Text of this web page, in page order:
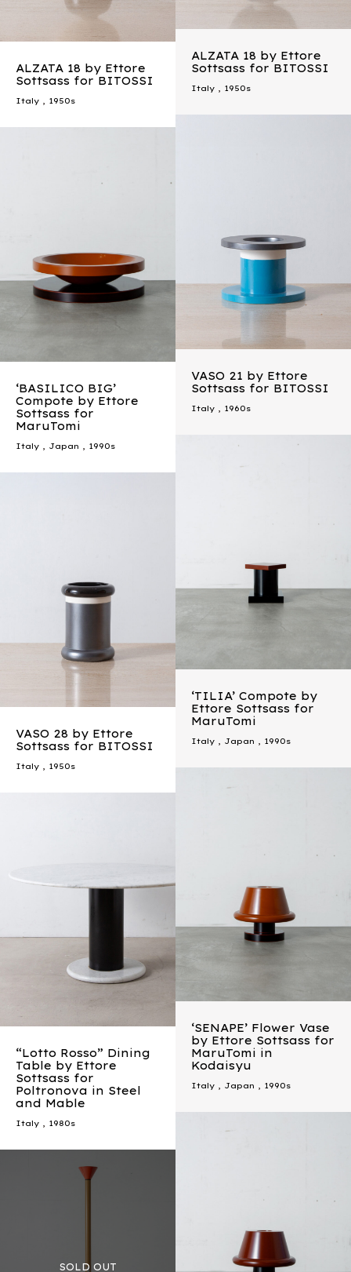
ALZATA 18 by Ettore
Sottsass for BITOSSI
Italy , 1950s
ALZATA 18 by Ettore
Sottsass for BITOSSI
Italy , 1950s
VASO 21 by Ettore
Sottsass for BITOSSI
Italy , 1960s
‘BASILICO BIG’
Compote by Ettore
Sottsass for
MaruTomi
Italy , Japan , 1990s
‘TILIA’ Compote by
Ettore Sottsass for
MaruTomi
Italy , Japan , 1990s
VASO 28 by Ettore
Sottsass for BITOSSI
Italy , 1950s
‘SENAPE’ Flower Vase
by Ettore Sottsass for
MaruTomi in
Kodaisyu
Italy , Japan , 1990s
“Lotto Rosso” Dining
Table by Ettore
Sottsass for
Poltronova in Steel
and Mable
Italy , 1980s